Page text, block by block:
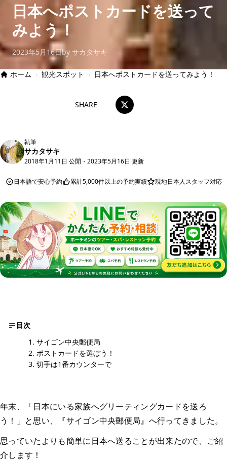
日本へポストカードを送って
みよう！
2023年5月16日by サカタサキ
ホーム › 観光スポット › 日本へポストカードを送ってみよう！
SHARE
執筆
サカタサキ
2018年1月11日 公開 ・ 2023年5月16日 更新
日本語で安心予約 累計5,000件以上の予約実績 現地日本人スタッフ対応
目次
サイゴン中央郵便局
ポストカードを選ぼう！
切手は1番カウンターで
年末、「日本にいる家族へグリーティングカードを送ろ
う！」と思い、『サイゴン中央郵便局』へ行ってきました。
思っていたよりも簡単に日本へ送ることが出来たので、ご紹
介します！